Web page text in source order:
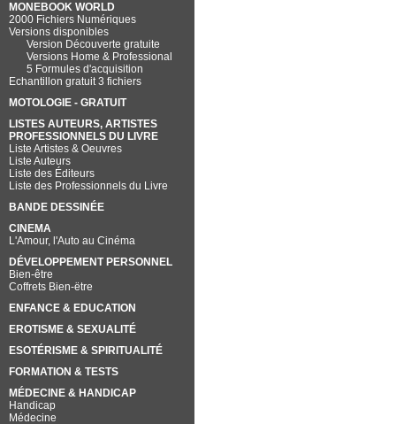
MONEBOOK WORLD
2000 Fichiers Numériques
Versions disponibles
Version Découverte gratuite
Versions Home & Professional
5 Formules d'acquisition
Echantillon gratuit 3 fichiers
MOTOLOGIE - GRATUIT
LISTES AUTEURS, ARTISTES
PROFESSIONNELS DU LIVRE
Liste Artistes & Oeuvres
Liste Auteurs
Liste des Éditeurs
Liste des Professionnels du Livre
BANDE DESSINÉE
CINEMA
L'Amour, l'Auto au Cinéma
DÉVELOPPEMENT PERSONNEL
Bien-être
Coffrets Bien-ëtre
ENFANCE & EDUCATION
EROTISME & SEXUALITÉ
ESOTÉRISME & SPIRITUALITÉ
FORMATION & TESTS
MÉDECINE & HANDICAP
Handicap
Médecine